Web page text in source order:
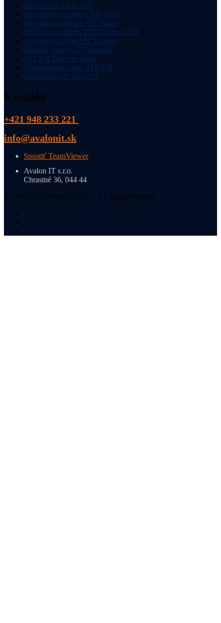
Blackboard LCD AIT
Interaktívny monitor AIT touch
Interaktívna tabuľa AIT board
Počítačová učebňa ZERO klient AIT
Jazyková učebňa AIT Teacher
Školský Server AIT domain
AIT VR Box pre školy
Programovací dron STEAM
Inteligentná AI myš AIT
Kontakt
+421 948 233 221
info@avalonit.sk
Spustiť TeamViewer
Avalon IT s.r.o.
Chrastné 36, 044 44
© 2006-2024 Avalon IT s.r.o. All rights reserved.